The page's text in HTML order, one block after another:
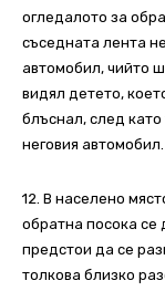
огледалото за
съседната лента
автомобил, чийто
видял детето,
блъснал, след
неговия автомобил.
12. В населено
обратна посока се
предстои да се
толкова близко